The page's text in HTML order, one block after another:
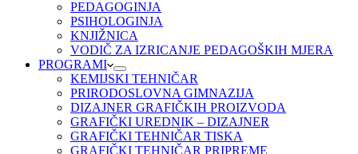
PEDAGOGINJA
PSIHOLOGINJA
KNJIŽNICA
VODIČ ZA IZRICANJE PEDAGOŠKIH MJERA
PROGRAMI
KEMIJSKI TEHNIČAR
PRIRODOSLOVNA GIMNAZIJA
DIZAJNER GRAFIČKIH PROIZVODA
GRAFIČKI UREDNIK – DIZAJNER
GRAFIČKI TEHNIČAR TISKA
GRAFIČKI TEHNIČAR PRIPREME